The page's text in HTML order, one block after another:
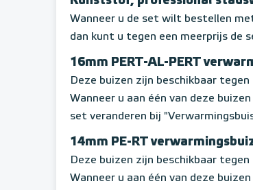
Wanneer u de set wilt bestellen
dan kunt u tegen een meerprijs de
16mm PERT-AL-PERT
Deze buizen zijn beschikbaar tegen
Wanneer u aan één van deze
set veranderen bij
14mm PE-RT
Deze buizen zijn beschikbaar tegen
Wanneer u aan één van deze